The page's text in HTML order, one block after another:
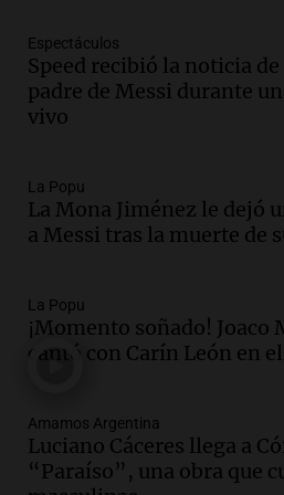
Una mañana para todos
Episodios
Audio.
Una mañana para todos
Episodios
Audio.Una
Una mañana para todos
Episodios
Una mañana para
Episodios
Espectáculos
Speed recibió la noticia
padre de Messi durante
vivo
La Popu
La Mona Jiménez le dejó
a Messi tras la muerte de
La Popu
¡Momento soñado! Joaco
cantó con Carín León en
Amamos Argentina
Luciano Cáceres llega a
“Paraíso”, una obra que